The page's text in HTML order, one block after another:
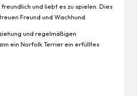
freundlich und liebt es zu spielen. Dies
Freund und Wachhund.
und regelmäßigen
ein Norfolk Terrier ein erfülltes